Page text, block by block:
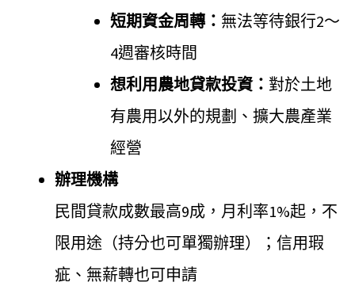
短期資金周轉： 無法等待銀行2～
4週審核時間
想利用農地貸款投資： 對於土地
有農用以外的規劃、擴大農產業
經營
辦理機構
民間貸款成數最高9成，月利率1%起，不
限用途（持分也可單獨辦理）；信用瑕
疵、無薪轉也可申請